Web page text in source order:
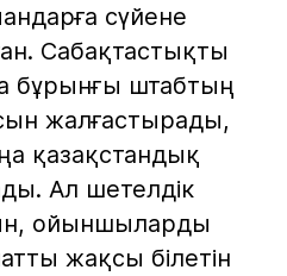
сүйене
Сабақтастықты
бұрынғы штабтың
жалғастырады,
қазақстандық
Ал шетелдік
ойыншыларды
жақсы білетін